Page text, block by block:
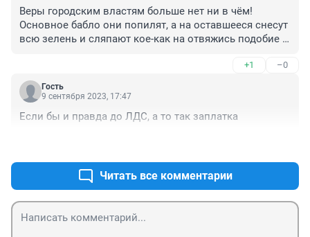
Веры городским властям больше нет ни в чём!
Основное бабло они попилят, а на оставшееся снесут
всю зелень и сляпают кое-как на отвяжись подобие
ног валит и от дождя спрятаться негде. А там ведь
ещё недавно был мощный лес...
Спасать надо город от этих деятелей, ведь скоро и
+1 –0
Гость
9 сентября 2023, 17:47
Если бы и правда до ЛДС, а то так заплатка
Читать все комментарии